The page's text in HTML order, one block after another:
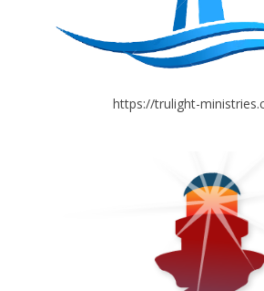
https://trulight-